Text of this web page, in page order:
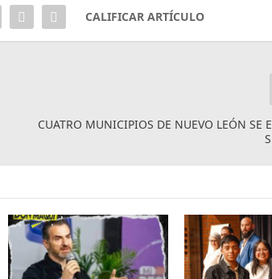
CALIFICAR ARTÍCULO
CUATRO MUNICIPIOS DE NUEVO LEÓN SE